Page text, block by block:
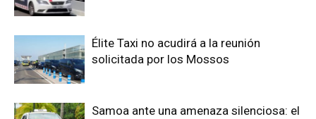
Élite Taxi no acudirá a la reunión
solicitada por los Mossos
Samoa ante una amenaza silenciosa: el